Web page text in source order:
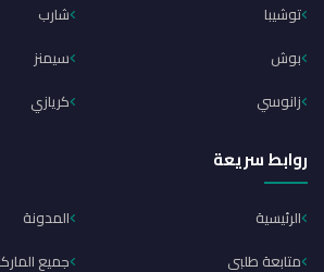
توشيبا
شارب
بوش
سيمنز
زانوسي
كريازي
روابط سريعة
الرئيسية
المدونة
متابعة طلبي
جميع